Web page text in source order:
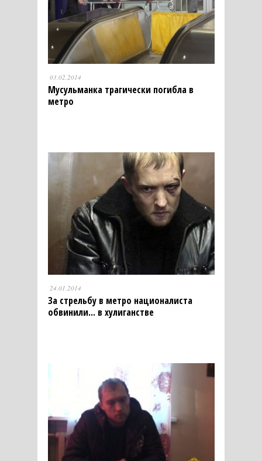
03.02.2014
Мусульманка трагически погибла в
метро
24.01.2014
За стрельбу в метро националиста
обвинили... в хулиганстве